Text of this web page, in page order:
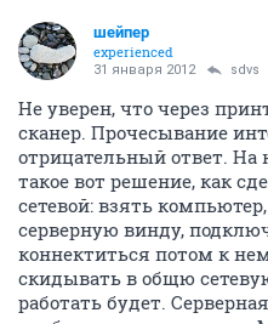
шейпер
experienced
31 января 2012 sdvs
Не уверен, что через
сканер. Прочесывание
отрицательный ответ.
такое вот решение, как
сетевой: взять
серверную винду,
коннектиться потом к
скидывать в общю
работать будет.